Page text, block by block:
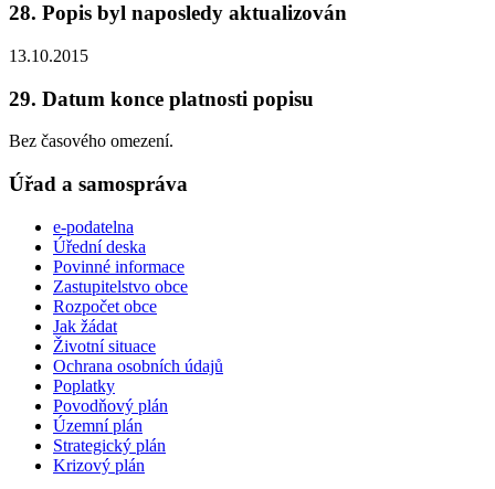
28. Popis byl naposledy aktualizován
13.10.2015
29. Datum konce platnosti popisu
Bez časového omezení.
Úřad a samospráva
e-podatelna
Úřední deska
Povinné informace
Zastupitelstvo obce
Rozpočet obce
Jak žádat
Životní situace
Ochrana osobních údajů
Poplatky
Povodňový plán
Územní plán
Strategický plán
Krizový plán